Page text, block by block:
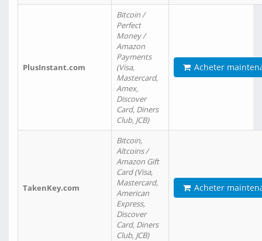
PlusInstant.com
Bitcoin /
Perfect
Money /
Amazon
Payments
(Visa,
Mastercard,
Amex,
Discover
Card, Diners
Club, JCB)
Acheter
TakenKey.com
Bitcoin,
Altcoins /
Amazon Gift
Card (Visa,
Mastercard,
American
Express,
Discover
Card, Diners
Club, JCB)
Acheter